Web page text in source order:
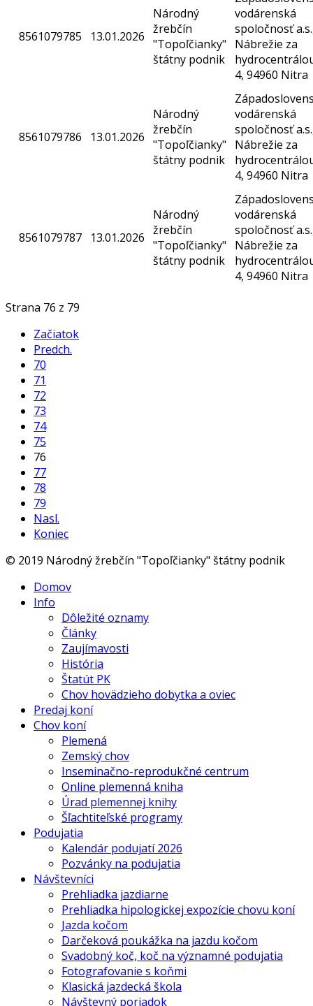
8561079785 13.01.2026
Národný
žrebčín
"Topoľčianky"
štátny podnik
vodárenská
spoločnosť
Nábrežie za
4, 94960 Nitra
8561079786 13.01.2026
Národný
žrebčín
"Topoľčianky"
štátny podnik
vodárenská
spoločnosť
Nábrežie za
4, 94960 Nitra
8561079787 13.01.2026
Národný
žrebčín
"Topoľčianky"
štátny podnik
vodárenská
spoločnosť
Nábrežie za
4, 94960 Nitra
Strana 76 z 79
Začiatok
Predch.
70
71
72
73
74
75
76
77
78
79
Nasl.
Koniec
© 2019 Národný žrebčín "Topoľčianky" štátny podnik
Domov
Info
Dôležité oznamy
Články
Zaujímavosti
História
Štatút PK
Chov hovädzieho dobytka a oviec
Predaj koní
Chov koní
Plemená
Zemský chov
Inseminačno-reprodukčné centrum
Online plemenná kniha
Úrad plemennej knihy
Šľachtiteľské programy
Podujatia
Kalendár podujatí 2026
Pozvánky na podujatia
Návštevníci
Prehliadka jazdiarne
Prehliadka hipologickej expozície chovu koní
Jazda kočom
Darčeková poukážka na jazdu kočom
Svadobný koč, koč na významné podujatia
Fotografovanie s koňmi
Klasická jazdecká škola
Návštevný poriadok